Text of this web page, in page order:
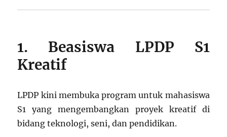
1. Beasiswa LPDP S1
Kreatif
LPDP kini membuka program untuk mahasiswa
S1 yang mengembangkan proyek kreatif di
bidang teknologi, seni, dan pendidikan.